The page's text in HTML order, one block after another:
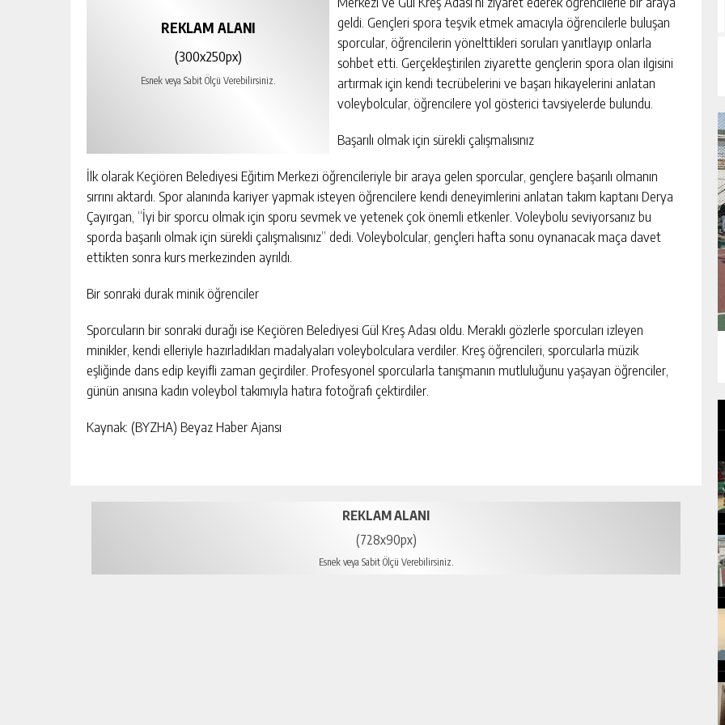
REKLAM ALANI
(300x250px)
Esnek veya Sabit Ölçü Verebilirsiniz.
geldi. Gençleri spora teşvik etmek amacıyla öğrencilerle buluşan
sporcular, öğrencilerin yönelttikleri soruları yanıtlayıp onlarla
sohbet etti. Gerçekleştirilen ziyarette gençlerin spora olan ilgisini
artırmak için kendi tecrübelerini ve başarı hikayelerini anlatan
voleybolcular, öğrencilere yol gösterici tavsiyelerde bulundu.
Başarılı olmak için sürekli çalışmalısınız
İlk olarak Keçiören Belediyesi Eğitim Merkezi öğrencileriyle bir araya gelen sporcular, gençlere başarılı olmanın
sırrını aktardı. Spor alanında kariyer yapmak isteyen öğrencilere kendi deneyimlerini anlatan takım kaptanı Derya
Çayırgan, “İyi bir sporcu olmak için sporu sevmek ve yetenek çok önemli etkenler. Voleybolu seviyorsanız bu
sporda başarılı olmak için sürekli çalışmalısınız” dedi. Voleybolcular, gençleri hafta sonu oynanacak maça davet
ettikten sonra kurs merkezinden ayrıldı.
Bir sonraki durak minik öğrenciler
Sporcuların bir sonraki durağı ise Keçiören Belediyesi Gül Kreş Adası oldu. Meraklı gözlerle sporcuları izleyen
minikler, kendi elleriyle hazırladıkları madalyaları voleybolculara verdiler. Kreş öğrencileri, sporcularla müzik
eşliğinde dans edip keyifli zaman geçirdiler. Profesyonel sporcularla tanışmanın mutluluğunu yaşayan öğrenciler,
günün anısına kadın voleybol takımıyla hatıra fotoğrafı çektirdiler.
Kaynak: (BYZHA) Beyaz Haber Ajansı
REKLAM ALANI
(728x90px)
Esnek veya Sabit Ölçü Verebilirsiniz.